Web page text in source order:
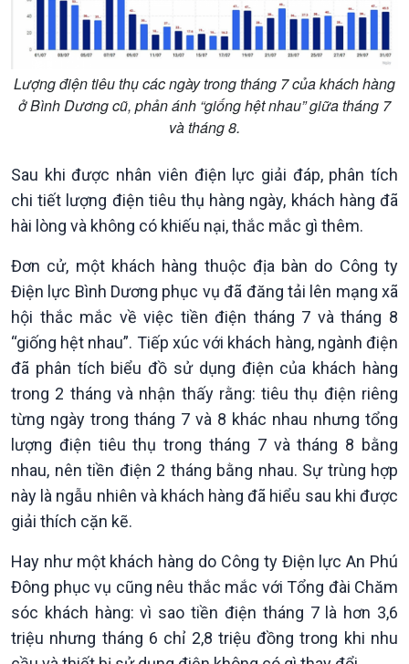
Kinh tế
Tin Kinh tế
Trước giờ mở cửa
Dòng chảy Kinh tế
Sức sống hàng Việt
Khởi nghiệp
Tuyên chiến với gian lận
thương mại
Nông nghiệp & Biển đảo
Tin Nông nghiệp & Biển
đảo
Mùa vàng
Biển đảo Việt Nam
Tâm tình biên giới và hải
đảo
Tìm hiểu biển, đảo Việt
Nam
Lượng điện tiêu thụ các ngày trong tháng 7 của khách hàng
ở Bình Dương cũ, phản ánh “giống hệt nhau” giữa tháng 7
và tháng 8.
Sau khi được nhân viên điện lực giải đáp, phân tích
chi tiết lượng điện tiêu thụ hàng ngày, khách hàng đã
hài lòng và không có khiếu nại, thắc mắc gì thêm.
Đơn cử, một khách hàng thuộc địa bàn do Công ty
Điện lực Bình Dương phục vụ đã đăng tải lên mạng xã
hội thắc mắc về việc tiền điện tháng 7 và tháng 8
“giống hệt nhau”. Tiếp xúc với khách hàng, ngành điện
đã phân tích biểu đồ sử dụng điện của khách hàng
trong 2 tháng và nhận thấy rằng: tiêu thụ điện riêng
từng ngày trong tháng 7 và 8 khác nhau nhưng tổng
lượng điện tiêu thụ trong tháng 7 và tháng 8 bằng
nhau, nên tiền điện 2 tháng bằng nhau. Sự trùng hợp
này là ngẫu nhiên và khách hàng đã hiểu sau khi được
giải thích cặn kẽ.
Hay như một khách hàng do Công ty Điện lực An Phú
Đông phục vụ cũng nêu thắc mắc với Tổng đài Chăm
sóc khách hàng: vì sao tiền điện tháng 7 là hơn 3,6
triệu nhưng tháng 6 chỉ 2,8 triệu đồng trong khi nhu